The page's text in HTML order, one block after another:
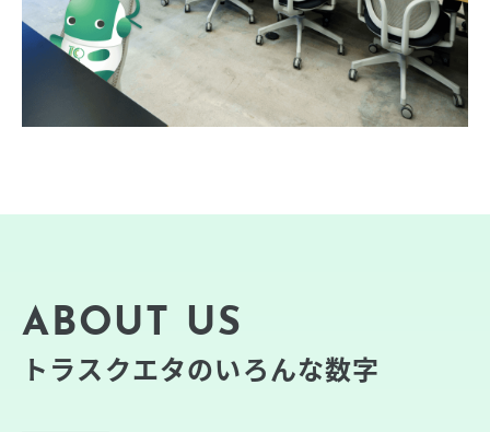
ABOUT US
トラスクエタのいろんな数字